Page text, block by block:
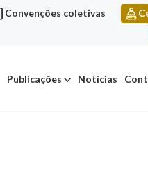
Convenções coletivas
Publicações Notícias